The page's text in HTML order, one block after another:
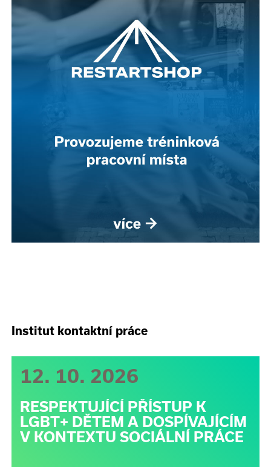
Institut kontaktní práce
12. 10. 2026
RESPEKTUJÍCÍ PŘÍSTUP K
LGBT+ DĚTEM A DOSPÍVAJÍCÍM
V KONTEXTU SOCIÁLNÍ PRÁCE